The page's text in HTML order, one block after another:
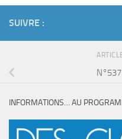
SUIVRE :
INFORMATIONS… AU